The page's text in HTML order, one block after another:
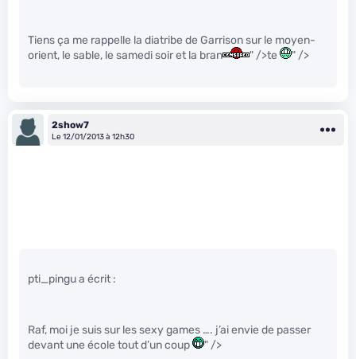
Tiens ça me rappelle la diatribe de Garrison sur le moyen-
orient, le sable, le samedi soir et la bran
" />te " />
2show7
Le 12/01/2013 à 12h30
pti_pingu a écrit :
Raf, moi je suis sur les sexy games …. j’ai envie de passer
devant une école tout d’un coup
" />